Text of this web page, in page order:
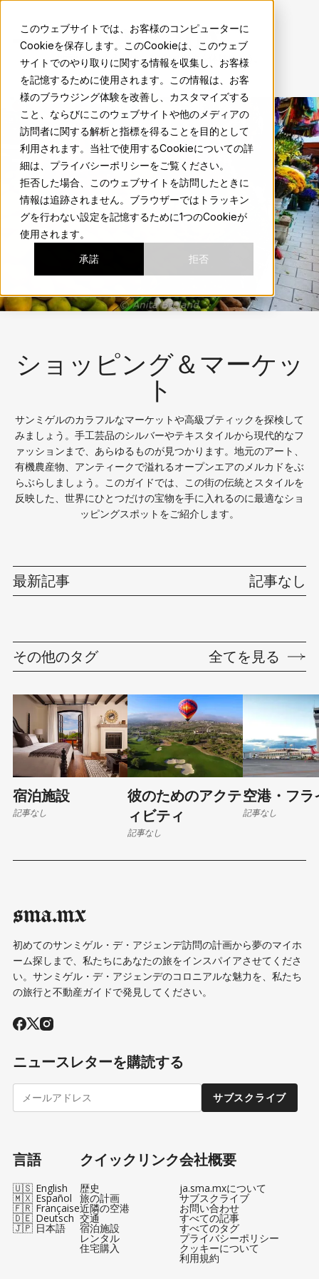
このウェブサイトでは、お客様のコンピューターに
Cookieを保存します。このCookieは、このウェブ
サイトでのやり取りに関する情報を収集し、お客様
を記憶するために使用されます。この情報は、お客
様のブラウジング体験を改善し、カスタマイズする
こと、ならびにこのウェブサイトや他のメディアの
訪問者に関する解析と指標を得ることを目的として
利用されます。当社で使用するCookieについての詳
細は、プライバシーポリシーをご覧ください。
拒否した場合、このウェブサイトを訪問したときに
情報は追跡されません。ブラウザーではトラッキン
グを行わない設定を記憶するために1つのCookieが
使用されます。
承諾 拒否
sma.mx
地元の人のようにサンミゲルの魅力を体験しよう。
ショッピング＆マーケッ
ト
サンミゲルのカラフルなマーケットや高級ブティックを探検して
みましょう。手工芸品のシルバーやテキスタイルから現代的なフ
ァッションまで、あらゆるものが見つかります。地元のアート、
有機農産物、アンティークで溢れるオープンエアのメルカドをぶ
らぶらしましょう。このガイドでは、この街の伝統とスタイルを
反映した、世界にひとつだけの宝物を手に入れるのに最適なショ
ッピングスポットをご紹介します。
最新記事 記事なし
その他のタグ 全てを見る
宿泊施設
記事なし
彼のためのアクテ
ィビティ
記事なし
空港・フラ
記事なし
sma.mx
初めてのサンミゲル・デ・アジェンデ訪問の計画から夢のマイホ
ーム探しまで、私たちにあなたの旅をインスパイアさせてくださ
い。サンミゲル・デ・アジェンデのコロニアルな魅力を、私たち
の旅行と不動産ガイドで発見してください。
ニュースレターを購読する
サブスクライブ
言語
🇺🇸 English
🇲🇽 Español
🇫🇷 Française
🇩🇪 Deutsch
🇯🇵 日本語
クイックリンク
歴史
旅の計画
近隣の空港
交通
宿泊施設
レンタル
住宅購入
会社概要
ja.sma.mxについて
サブスクライブ
お問い合わせ
すべての記事
すべてのタグ
プライバシーポリシー
クッキーについて
利用規約